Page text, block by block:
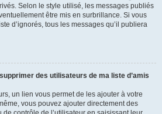
Selon le style utilisé, les messages publiés
être mis en surbrillance. Si vous
d’ignorés, tous les messages qu’il publiera
des utilisateurs de ma liste d’amis
un lien vous permet de les ajouter à votre
vous pouvez ajouter directement des